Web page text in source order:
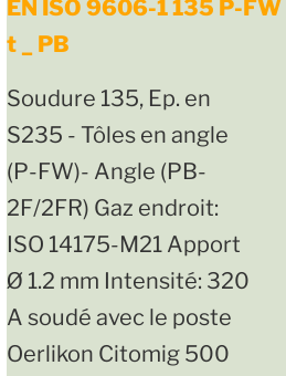
EN ISO 9606-1 135 P-FW
t _ PB
Soudure 135, Ep. en
S235 - Tôles en angle
(P-FW)- Angle (PB-
2F/2FR) Gaz endroit:
ISO 14175-M21 Apport
Ø 1.2 mm Intensité: 320
A soudé avec le poste
Oerlikon Citomig 500